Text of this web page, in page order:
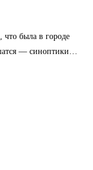
что была в городе
— синоптики…